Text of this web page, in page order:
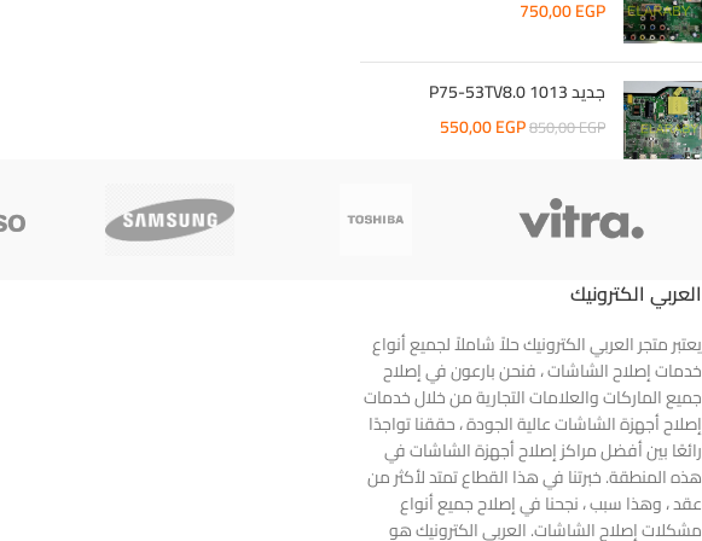
750,00EGP
جديد 1013 P75-53TV8.0
850,00EGP
550,00EGP
العربي الكترونيك
يعتبر متجر العربي الكترونيك حلاً شاملاً لجميع أنواع
خدمات إصلاح الشاشات ، فنحن بارعون في إصلاح
جميع الماركات والعلامات التجارية من خلال خدمات
إصلاح أجهزة الشاشات عالية الجودة ، حققنا تواجدًا
رائعًا بين أفضل مراكز إصلاح أجهزة الشاشات في
هذه المنطقة. خبرتنا في هذا القطاع تمتد لأكثر من
عقد ، وهذا سبب ، نجحنا في إصلاح جميع أنواع
مشكلات إصلاح الشاشات. العربي الكترونيك هو